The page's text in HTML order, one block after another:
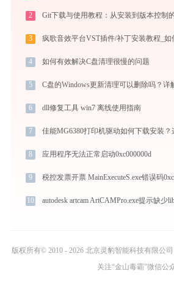
2 Git下载与使用教程：从安装到版本控制
3 疯歌音效平台VST插件/补丁安装教程_
4 如何有效解决C盘清理很慢的问题
5 C盘的Windows更新清理可以删除吗？详
6 dll修复工具 win7 离线使用指南
7
8 应用程序无法正常启动0xc000000d
9 税控发票开票 MainExecuteS.exe错误码
10
版权所有© 2010 - 2026 北京灵豹智能科技有限公司
关注“金山毒霸”微信公